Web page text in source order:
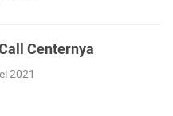
Centernya
2021